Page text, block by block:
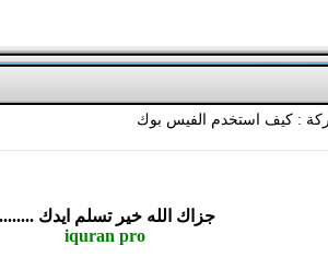
: كيف استخدم الفيس بوك
جزاك الله خير تسلم ايدك
iquran pro